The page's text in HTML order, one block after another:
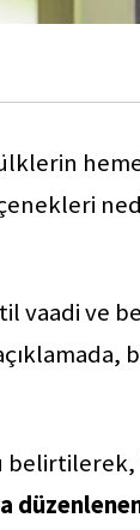
vaadi ve
belirtilerek,